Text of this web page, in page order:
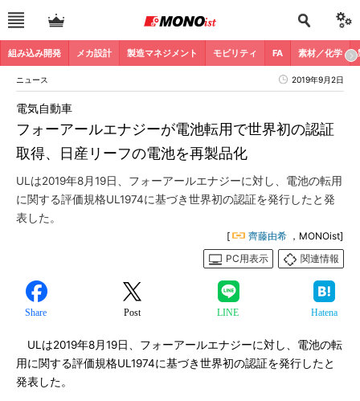
組み込み開発 メカ設計 製造マネジメント モビリティ FA 素材／化学
ニュース 2019年9月2日
フォーアールエナジーが電池転用で世界初の認証
取得、日産リーフの電池を再製品化
電気自動車
ULは2019年8月19日、フォーアールエナジーに対し、電池の転用
に関する評価規格UL1974に基づき世界初の認証を発行したと発
表した。
[ 齊藤由希 ，MONOist]
PC用表示
関連情報
Share Post LINE Hatena
ULは2019年8月19日、フォーアールエナジーに対し、電池の転
用に関する評価規格UL1974に基づき世界初の認証を発行したと
発表した。